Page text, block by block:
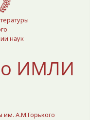
наук
ИМЛИ
им. А.М.Горького